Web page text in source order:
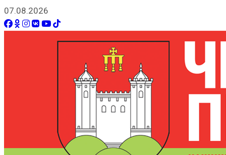
07.08.2026